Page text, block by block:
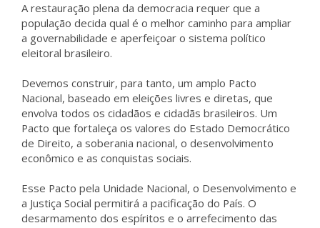
A restauração plena da democracia requer que a
população decida qual é o melhor caminho para ampliar
a governabilidade e aperfeiçoar o sistema político
eleitoral brasileiro.
Devemos construir, para tanto, um amplo Pacto
Nacional, baseado em eleições livres e diretas, que
envolva todos os cidadãos e cidadãs brasileiros. Um
Pacto que fortaleça os valores do Estado Democrático
de Direito, a soberania nacional, o desenvolvimento
econômico e as conquistas sociais.
Esse Pacto pela Unidade Nacional, o Desenvolvimento e
a Justiça Social permitirá a pacificação do País. O
desarmamento dos espíritos e o arrefecimento das